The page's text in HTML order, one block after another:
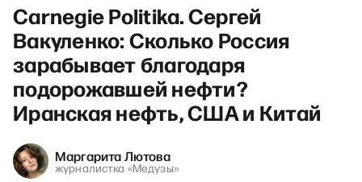
Carnegie Politika. Сергей
Вакуленко: Сколько Россия
зарабывает благодаря
подорожавшей нефти?
Иранская нефть, США и Китай
Маргарита Лютова
журналистка «Медузы»